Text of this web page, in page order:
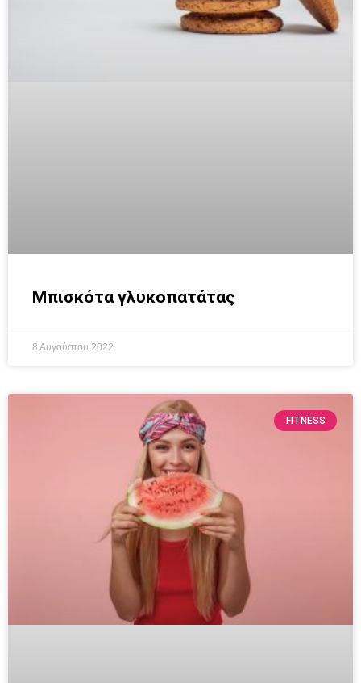
Mπισκότα γλυκοπατάτας
8 Αυγούστου 2022
FITNESS